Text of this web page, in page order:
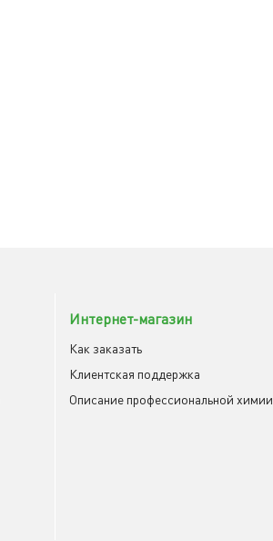
Интернет-магазин
Как заказать
Клиентская поддержка
Описание профессиональной химии